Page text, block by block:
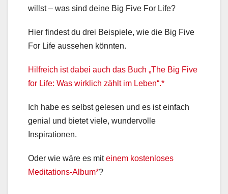
willst – was sind deine Big Five For Life?
Hier findest du drei Beispiele, wie die Big Five
For Life aussehen könnten.
Hilfreich ist dabei auch das Buch „The Big Five
for Life: Was wirklich zählt im Leben“.*
Ich habe es selbst gelesen und es ist einfach
genial und bietet viele, wundervolle
Inspirationen.
Oder wie wäre es miteinem kostenloses
Meditations-Album*?